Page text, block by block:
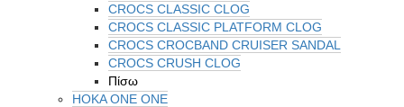
CROCS CLASSIC CLOG
CROCS CLASSIC PLATFORM CLOG
CROCS CROCBAND CRUISER SANDAL
CROCS CRUSH CLOG
Πίσω
HOKA ONE ONE